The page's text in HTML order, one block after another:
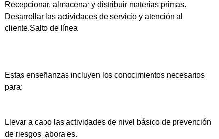
Recepcionar, almacenar y distribuir materias primas.
Desarrollar las actividades de servicio y atención al
cliente.Salto de línea
Estas enseñanzas incluyen los conocimientos necesarios
para:
Llevar a cabo las actividades de nivel básico de prevención
de riesgos laborales.